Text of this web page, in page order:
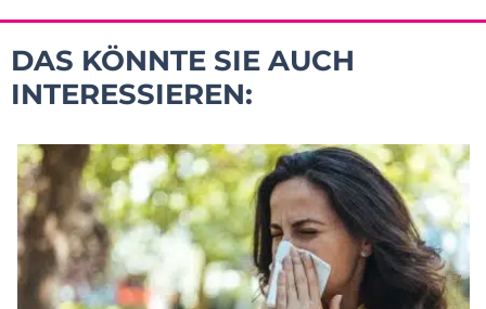
DAS KÖNNTE SIE AUCH
INTERESSIEREN: